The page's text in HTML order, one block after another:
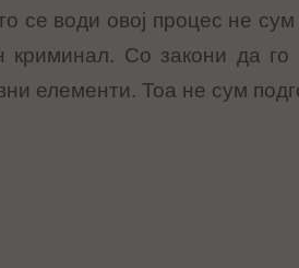
се води овој процес не
криминал. Со закони да го
елементи. Тоа не сум